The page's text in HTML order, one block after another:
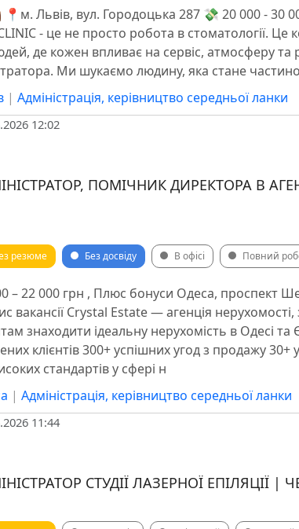
Львів, вул. Городоцька 287 💸 20 000 - 30
- це не просто робота в стоматології.
де кожен впливає на сервіс, атмосферу
Ми шукаємо людину, яка стане
| Адміністрація, керівництво середньої ланки
12:02
ПОМІЧНИК ДИРЕКТОРА В
резюме Без досвіду В офісі Повний
– 22 000 грн , Плюс бонуси Одеса, проспект
вакансії Crystal Estate — агенція
знаходити ідеальну нерухомість в Одесі
клієнтів 300+ успішних угод з продажу
стандартів у сфері н
| Адміністрація, керівництво середньої ланки
11:44
СТУДІЇ ЛАЗЕРНОЇ ЕПІЛЯЦІЇ |